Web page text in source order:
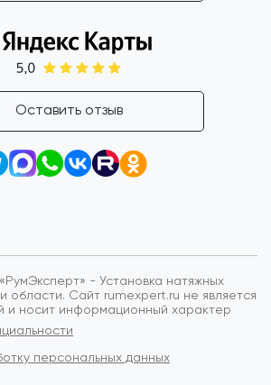
Оставить отзыв
- Установка натяжных
области. Сайт rumexpert.ru не является
и носит информационный характер
персональных данных